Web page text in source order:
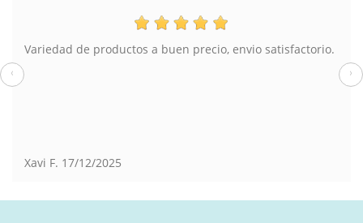
Variedad de productos a buen precio, envio satisfactorio.
Xavi F. 17/12/2025
‹ ›